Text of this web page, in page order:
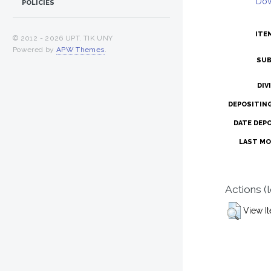
DATE
LAST
Actions
View
POLICIES
© 2012 - 2026 UPT. TIK UNY
Powered by APW Themes